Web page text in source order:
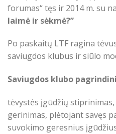
forumas“ tęs ir 2014 m. su
laimė ir sėkmė?”
Po paskaitų LTF ragina
saviugdos klubus ir siūlo
Saviugdos klubo
tėvystės įgūdžių
gerinimas, plėtojant savęs
suvokimo geresnius